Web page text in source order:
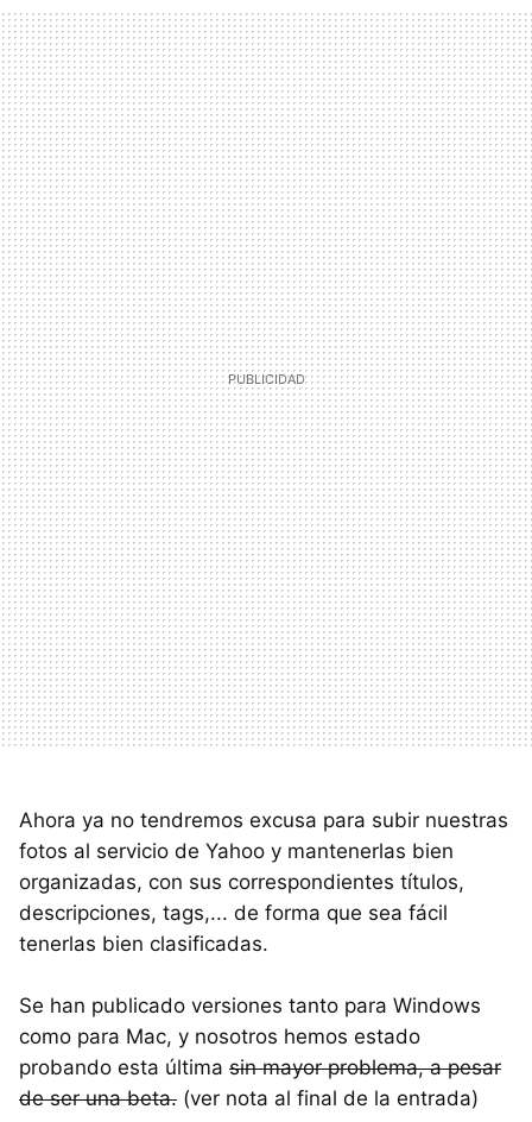
Ahora ya no tendremos excusa para subir nuestras
fotos al servicio de Yahoo y mantenerlas bien
organizadas, con sus correspondientes títulos,
descripciones, tags,... de forma que sea fácil
tenerlas bien clasificadas.
Se han publicado versiones tanto para Windows
como para Mac, y nosotros hemos estado
probando esta última sin mayor problema, a pesar
de ser una beta. (ver nota al final de la entrada)